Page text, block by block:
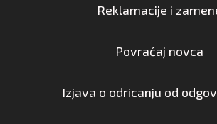
Reklamacije i
Povraćaj novca
Izjava o odricanju od